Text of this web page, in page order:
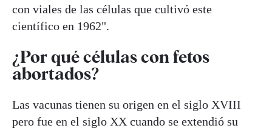
con viales de las células que cultivó este
científico en 1962".
¿Por qué células con fetos
abortados?
Las vacunas tienen su origen en el siglo XVIII
pero fue en el siglo XX cuando se extendió su